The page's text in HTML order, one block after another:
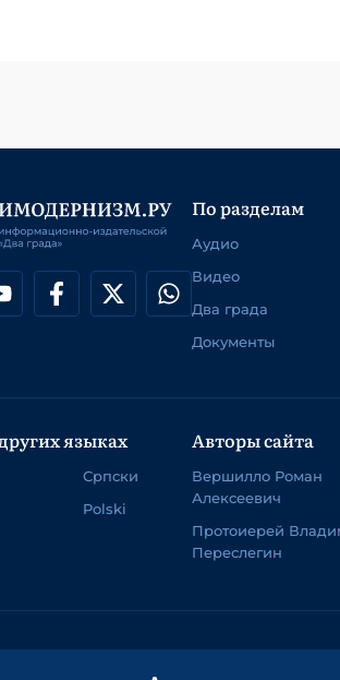
По разделам
Аудио
Видео
Два града
Документы
языках
Српски
Polski
Авторы сайта
Вершилло Роман
Алексеевич
Протоиерей
Переслегин